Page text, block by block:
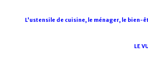
L'ustensile de cuisine, le ménager, le bien-
LE